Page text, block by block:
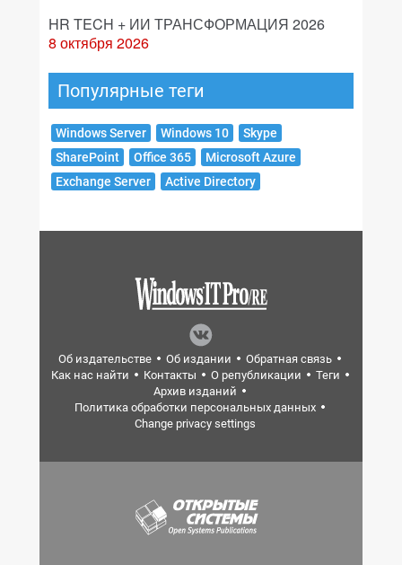
HR TECH + ИИ ТРАНСФОРМАЦИЯ 2026
8 октября 2026
Популярные теги
Windows Server Windows 10
Skype
SharePoint
Office 365
Microsoft Azure
Exchange Server
Active Directory
Об издательстве Об издании
Обратная связь
Как нас найти
Контакты О републикации
Теги
Архив изданий
Политика обработки персональных данных
Change privacy settings